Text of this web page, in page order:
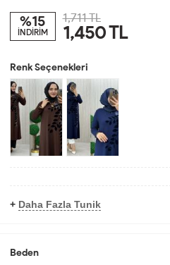
%15
İNDİRİM
1,711 TL
1,450TL
Renk Seçenekleri
+ Daha Fazla Tunik
Beden